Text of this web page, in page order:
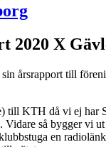
2020 X
årsrapport till
till KTH då vi ej har
Vidare så bygger vi
en